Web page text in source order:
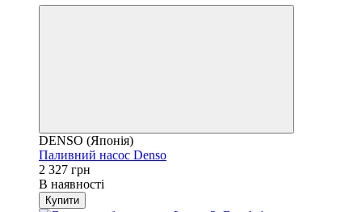
DENSO (Японія)
Паливний насос Denso
2 327 грн
В наявності
Купити